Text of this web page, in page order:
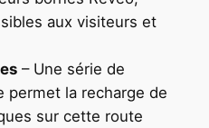
aux visiteurs et
– Une série de
permet la recharge de
sur cette route